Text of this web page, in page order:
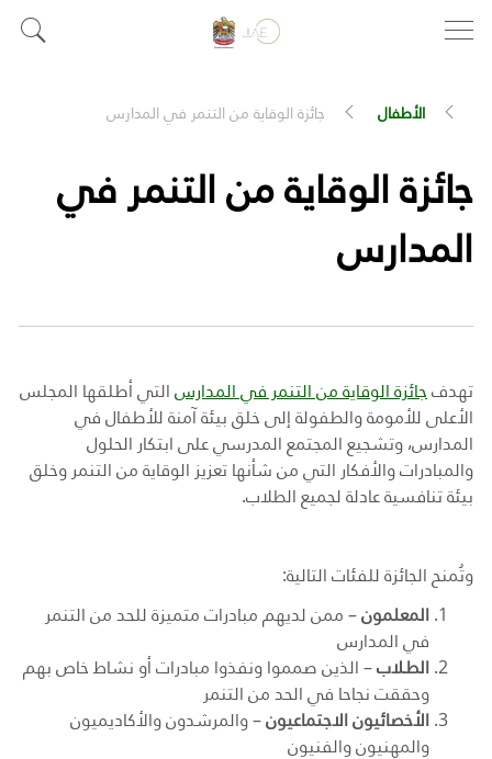
الأطفال جائزة الوقاية من التنمر في المدارس
جائزة الوقاية من التنمر في
المدارس
تهدف جائزة الوقاية من التنمر في المدارس التي أطلقها المجلس
الأعلى للأمومة والطفولة إلى خلق بيئة آمنة للأطفال في
المدارس، وتشجيع المجتمع المدرسي على ابتكار الحلول
والمبادرات والأفكار التي من شأنها تعزيز الوقاية من التنمر وخلق
بيئة تنافسية عادلة لجميع الطلاب.
وتُمنح الجائزة للفئات التالية:
المعلمون– ممن لديهم مبادرات متميزة للحد من التنمر
في المدارس
الطـلاب– الذين صمموا ونفذوا مبادرات أو نشاط خاص بهم
وحققت نجاحا في الحد من التنمر
الأخصائيونالاجتماعيون– والمرشدون والأكاديميون
والمهنيون والفنيون